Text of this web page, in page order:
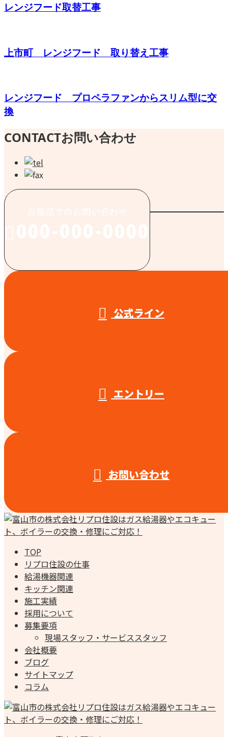
レンジフード取替工事
上市町 レンジフード 取り替え工事
レンジフード プロペラファンからスリム型に交
換
CONTACTお問い合わせ
公式ライン
エントリー
お問い合わせ
TOP
リプロ住設の仕事
給湯機器関連
キッチン関連
施工実績
採用について
募集要項
現場スタッフ・サービススタッフ
会社概要
ブログ
サイトマップ
コラム